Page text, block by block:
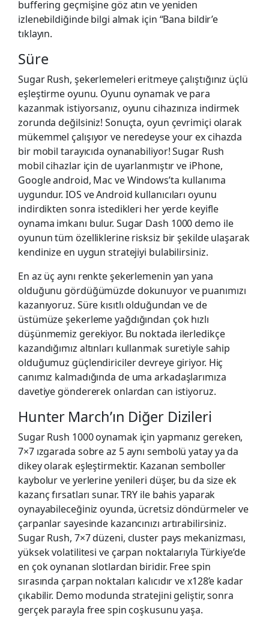
buffering geçmişine göz atın ve yeniden
izlenebildiğinde bilgi almak için “Bana bildir’e
tıklayın.
Süre
Sugar Rush, şekerlemeleri eritmeye çalıştığınız üçlü
eşleştirme oyunu. Oyunu oynamak ve para
kazanmak istiyorsanız, oyunu cihazınıza indirmek
zorunda değilsiniz! Sonuçta, oyun çevrimiçi olarak
mükemmel çalışıyor ve neredeyse your ex cihazda
bir mobil tarayıcıda oynanabiliyor! Sugar Rush
mobil cihazlar için de uyarlanmıştır ve iPhone,
Google android, Mac ve Windows’ta kullanıma
uygundur. IOS ve Android kullanıcıları oyunu
indirdikten sonra istedikleri her yerde keyifle
oynama imkanı bulur. Sugar Dash 1000 demo ile
oyunun tüm özelliklerine risksiz bir şekilde ulaşarak
kendinize en uygun stratejiyi bulabilirsiniz.
En az üç aynı renkte şekerlemenin yan yana
olduğunu gördüğümüzde dokunuyor ve puanımızı
kazanıyoruz. Süre kısıtlı olduğundan ve de
üstümüze şekerleme yağdığından çok hızlı
düşünmemiz gerekiyor. Bu noktada ilerledikçe
kazandığımız altınları kullanmak suretiyle sahip
olduğumuz güçlendiriciler devreye giriyor. Hiç
canımız kalmadığında de uma arkadaşlarımıza
davetiye göndererek onlardan can istiyoruz.
Hunter March’ın Diğer Dizileri
Sugar Rush 1000 oynamak için yapmanız gereken,
7×7 ızgarada sobre az 5 aynı sembolü yatay ya da
dikey olarak eşleştirmektir. Kazanan semboller
kaybolur ve yerlerine yenileri düşer, bu da size ek
kazanç fırsatları sunar. TRY ile bahis yaparak
oynayabileceğiniz oyunda, ücretsiz döndürmeler ve
çarpanlar sayesinde kazancınızı artırabilirsiniz.
Sugar Rush, 7×7 düzeni, cluster pays mekanizması,
yüksek volatilitesi ve çarpan noktalarıyla Türkiye’de
en çok oynanan slotlardan biridir. Free spin
sırasında çarpan noktaları kalıcıdır ve x128’e kadar
çıkabilir. Demo modunda stratejini geliştir, sonra
gerçek parayla free spin coşkusunu yaşa.